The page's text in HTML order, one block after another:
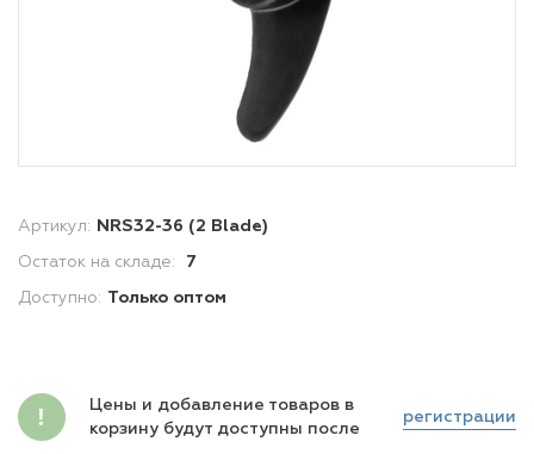
Артикул: NRS32-36 (2 Blade)
Остаток на складе: 7
Доступно: Только оптом
Цены и добавление товаров в
корзину будут доступны после
регистрации